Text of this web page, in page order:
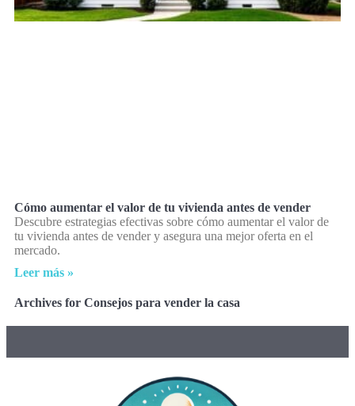
Cómo aumentar el valor de tu vivienda antes de vender
Descubre estrategias efectivas sobre cómo aumentar el valor de
tu vivienda antes de vender y asegura una mejor oferta en el
mercado.
Leer más »
Archives for Consejos para vender la casa